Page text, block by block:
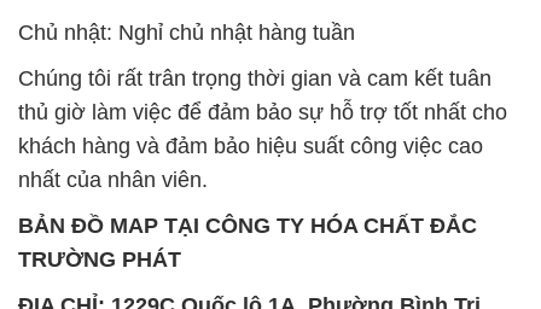
Chủ nhật: Nghỉ chủ nhật hàng tuần
Chúng tôi rất trân trọng thời gian và cam kết tuân
thủ giờ làm việc để đảm bảo sự hỗ trợ tốt nhất cho
khách hàng và đảm bảo hiệu suất công việc cao
nhất của nhân viên.
BẢN ĐỒ MAP TẠI CÔNG TY HÓA CHẤT ĐẮC
TRƯỜNG PHÁT